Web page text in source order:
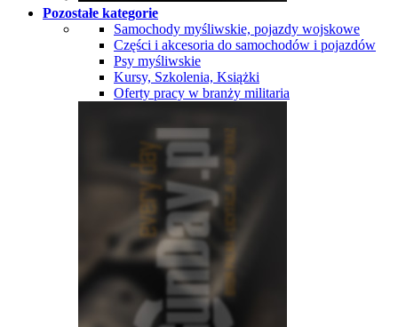
Pozostałe kategorie
Samochody myśliwskie, pojazdy wojskowe
Części i akcesoria do samochodów i pojazdów
Psy myśliwskie
Kursy, Szkolenia, Książki
Oferty pracy w branży militaria